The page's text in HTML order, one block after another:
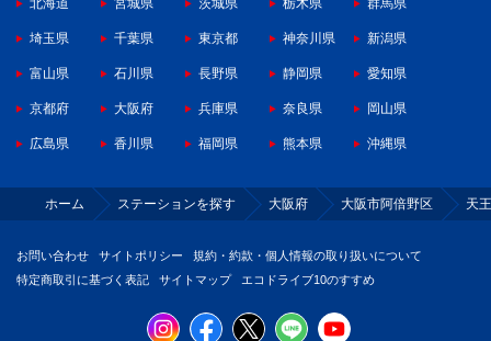
北海道 宮城県 茨城県 栃木県 群馬県
埼玉県 千葉県 東京都 神奈川県 新潟県
富山県 石川県 長野県 静岡県 愛知県
京都府 大阪府 兵庫県 奈良県 岡山県
広島県 香川県 福岡県 熊本県 沖縄県
ホーム ステーションを探す 大阪府 大阪市阿倍野区 天
お問い合わせ サイトポリシー
規約・約款・個人情報の取り扱いについて
特定商取引に基づく表記
サイトマップ エコドライブ10のすすめ